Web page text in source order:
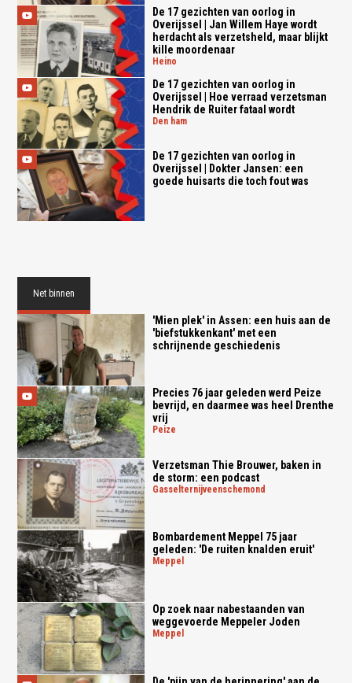
De 17 gezichten van oorlog in
Overijssel | Jan Willem Haye wordt
herdacht als verzetsheld, maar blijkt
kille moordenaar
heino
De 17 gezichten van oorlog in
Overijssel | Hoe verraad verzetsman
Hendrik de Ruiter fataal wordt
den ham
De 17 gezichten van oorlog in
Overijssel | Dokter Jansen: een
goede huisarts die toch fout was
Net binnen
'Mien plek' in Assen: een huis aan de
'biefstukkenkant' met een
schrijnende geschiedenis
Precies 76 jaar geleden werd Peize
bevrijd, en daarmee was heel Drenthe
vrij
peize
Verzetsman Thie Brouwer, baken in
de storm: een podcast
gasselternijveenschemond
Bombardement Meppel 75 jaar
geleden: 'De ruiten knalden eruit'
meppel
Op zoek naar nabestaanden van
weggevoerde Meppeler Joden
meppel